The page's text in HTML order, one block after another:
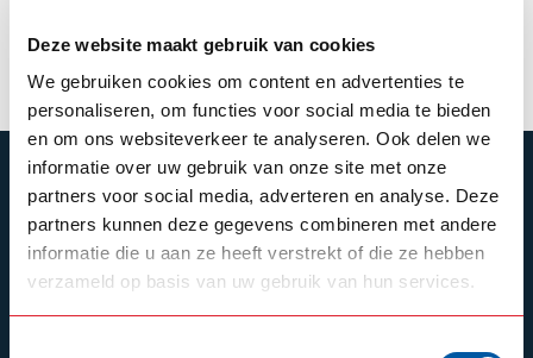
Deze website maakt gebruik van cookies
We gebruiken cookies om content en advertenties te
personaliseren, om functies voor social media te bieden
en om ons websiteverkeer te analyseren. Ook delen we
informatie over uw gebruik van onze site met onze
partners voor social media, adverteren en analyse. Deze
partners kunnen deze gegevens combineren met andere
informatie die u aan ze heeft verstrekt of die ze hebben
verzameld op basis van uw gebruik van hun services.
Produkt ansehen
ABONNIEREN SIE UNSEREN NEWSLETTER
Bleibe auf dem Laufenden mit unseren
Newsletter-Angeboten